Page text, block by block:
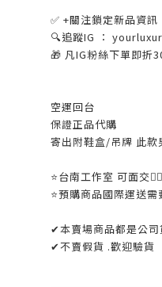
✅ +關注鎖定新品資訊
🔍追蹤IG ：
🎁 凡IG粉絲下單即折
空運回台
保證正品代購
寄出附鞋盒/吊牌 此款
⭐️台南工作室 可面交👌🏼
⭐️預購商品國際運送
✔本賣場商品都是公
✔不賣假貨 .歡迎驗貨